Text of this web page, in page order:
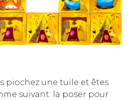
piochez une tuile et êtes
suivant: la poser pour